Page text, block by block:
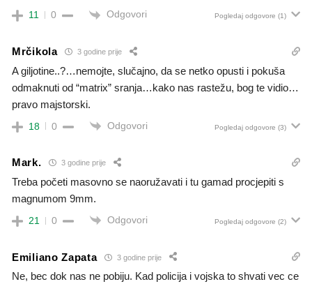
11 0 Odgovori Pogledaj odgovore (1)
Mrčikola 3 godine prije
A giljotine..?…nemojte, slučajno, da se netko opusti i pokuša
odmaknuti od “matrix” sranja…kako nas rastežu, bog te vidio…
pravo majstorski.
18 0 Odgovori Pogledaj odgovore (3)
Mark. 3 godine prije
Treba početi masovno se naoružavati i tu gamad procjepiti s
magnumom 9mm.
21 0 Odgovori Pogledaj odgovore (2)
Emiliano Zapata 3 godine prije
Ne, bec dok nas ne pobiju. Kad policija i vojska to shvati vec ce